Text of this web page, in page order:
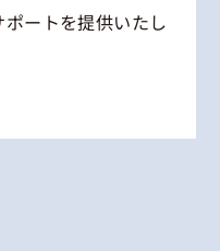
ートを提供いたし